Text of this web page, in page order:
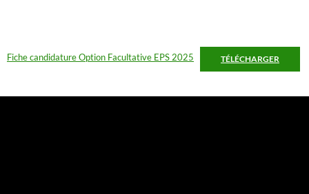
Fiche candidature Option Facultative EPS 2025 TÉLÉCHARGER